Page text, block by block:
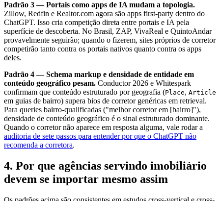
Padrão 3 — Portais como apps de IA mudam a topologia.
Zillow, Redfin e Realtor.com agora são apps first-party dentro do
ChatGPT. Isso cria competição direta entre portais e IA pela
superfície de descoberta. No Brasil, ZAP, VivaReal e QuintoAndar
provavelmente seguirão; quando o fizerem, sites próprios de corretor
competirão tanto contra os portais nativos quanto contra os apps
deles.
Padrão 4 — Schema markup e densidade de entidade em
conteúdo geográfico pesam. Conductor 2026 e Whitespark
confirmam que conteúdo estruturado por geografia (Place, Article
em guias de bairro) supera bios de corretor genéricas em retrieval.
Para queries bairro-qualificadas ("melhor corretor em [bairro]"),
densidade de conteúdo geográfico é o sinal estruturado dominante.
Quando o corretor não aparece em resposta alguma, vale rodar a
auditoria de sete passos para entender por que o ChatGPT não
recomenda a corretora.
4. Por que agências servindo imobiliário
devem se importar mesmo assim